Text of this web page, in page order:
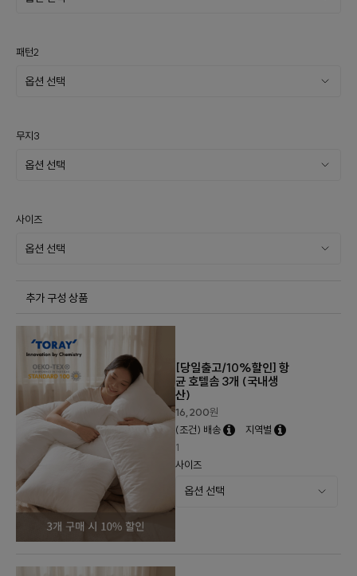
패턴2
무지3
사이즈
추가 구성 상품
[당일출고/10%할인] 항
균 호텔솜 3개 (국내생
산)
16,200원
(조건) 배송
지역별
1
사이즈